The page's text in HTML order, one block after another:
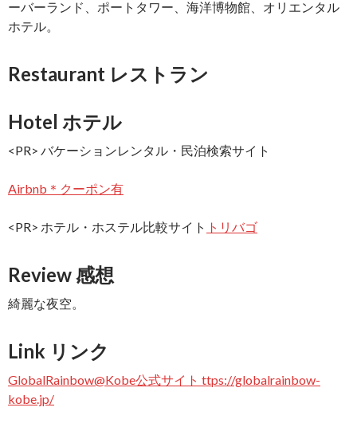
ーバーランド、ポートタワー、海洋博物館、オリエンタル
ホテル。
Restaurant レストラン
Hotel ホテル
<PR> バケーションレンタル・民泊検索サイト
Airbnb＊クーポン有
<PR> ホテル・ホステル比較サイト トリバゴ
Review 感想
綺麗な夜空。
Link リンク
GlobalRainbow@Kobe公式サイト ttps://globalrainbow-
kobe.jp/